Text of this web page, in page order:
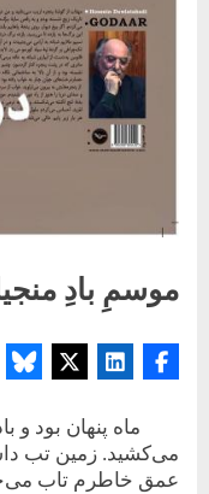
موسمِ بادِ
25 ژوئن 2022
حسین دولت‌آبادی
ماه پنهان بود و
می‌کشيد. زمين تب
عمق خاطرم تاب